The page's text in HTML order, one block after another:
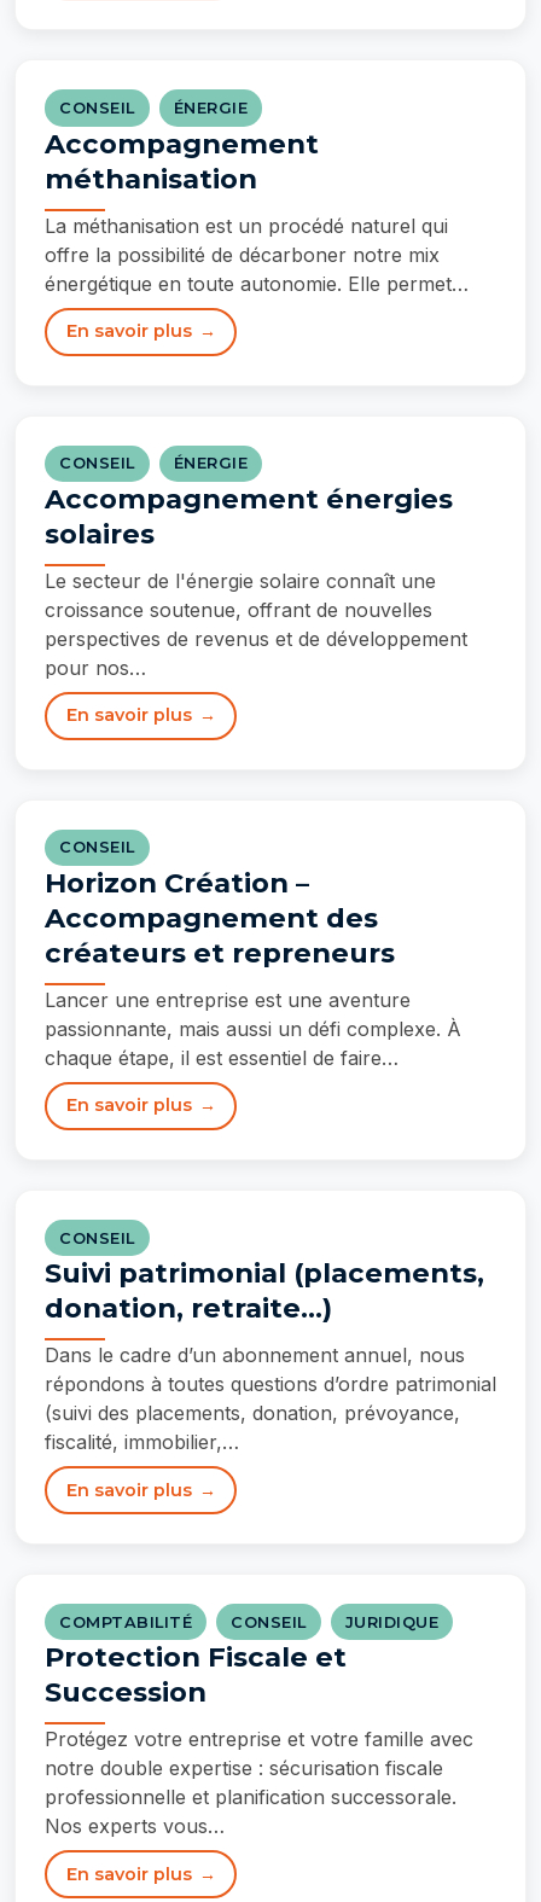
CONSEIL ÉNERGIE
Accompagnement
méthanisation
La méthanisation est un procédé naturel qui
offre la possibilité de décarboner notre mix
énergétique en toute autonomie. Elle permet…
En savoir plus
CONSEIL ÉNERGIE
Accompagnement énergies
solaires
Le secteur de l'énergie solaire connaît une
croissance soutenue, offrant de nouvelles
perspectives de revenus et de développement
pour nos…
En savoir plus
CONSEIL
Horizon Création –
Accompagnement des
créateurs et repreneurs
Lancer une entreprise est une aventure
passionnante, mais aussi un défi complexe. À
chaque étape, il est essentiel de faire…
En savoir plus
CONSEIL
Suivi patrimonial (placements,
donation, retraite…)
Dans le cadre d’un abonnement annuel, nous
répondons à toutes questions d’ordre patrimonial
(suivi des placements, donation, prévoyance,
fiscalité, immobilier,…
En savoir plus
COMPTABILITÉ CONSEIL JURIDIQUE
Protection Fiscale et
Succession
Protégez votre entreprise et votre famille avec
notre double expertise : sécurisation fiscale
professionnelle et planification successorale.
Nos experts vous…
En savoir plus